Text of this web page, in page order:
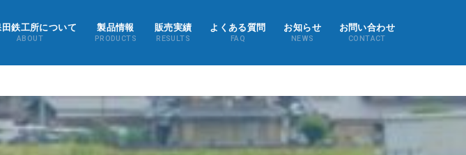
鉄工所について
ABOUT
製品情報
PRODUCTS
販売実績
RESULTS
よくある質問
FAQ
お知らせ
NEWS
お問い合わせ
CONTACT